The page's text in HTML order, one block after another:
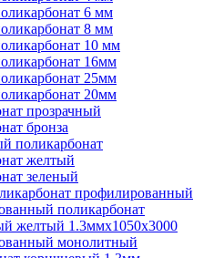
6 мм
8 мм
10 мм
16мм
25мм
20мм
прозрачный
бронза
поликарбонат
желтый
зеленый
профилированный
поликарбонат
желтый 1.3ммх1050х3000
монолитный